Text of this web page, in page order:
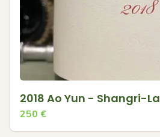
2018 Ao Yun - Shangri-La
250 €